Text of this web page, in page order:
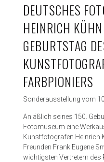
DEUTSCHES
HEINRICH
GEBURTSTAG
FARBPIONIERS
Sonderausstellung vom
Anläßlich seines 150.
Fotomuseum eine
Kunstfotografen Heinrich
Freunden Frank Eugene
wichtigsten Vertretern